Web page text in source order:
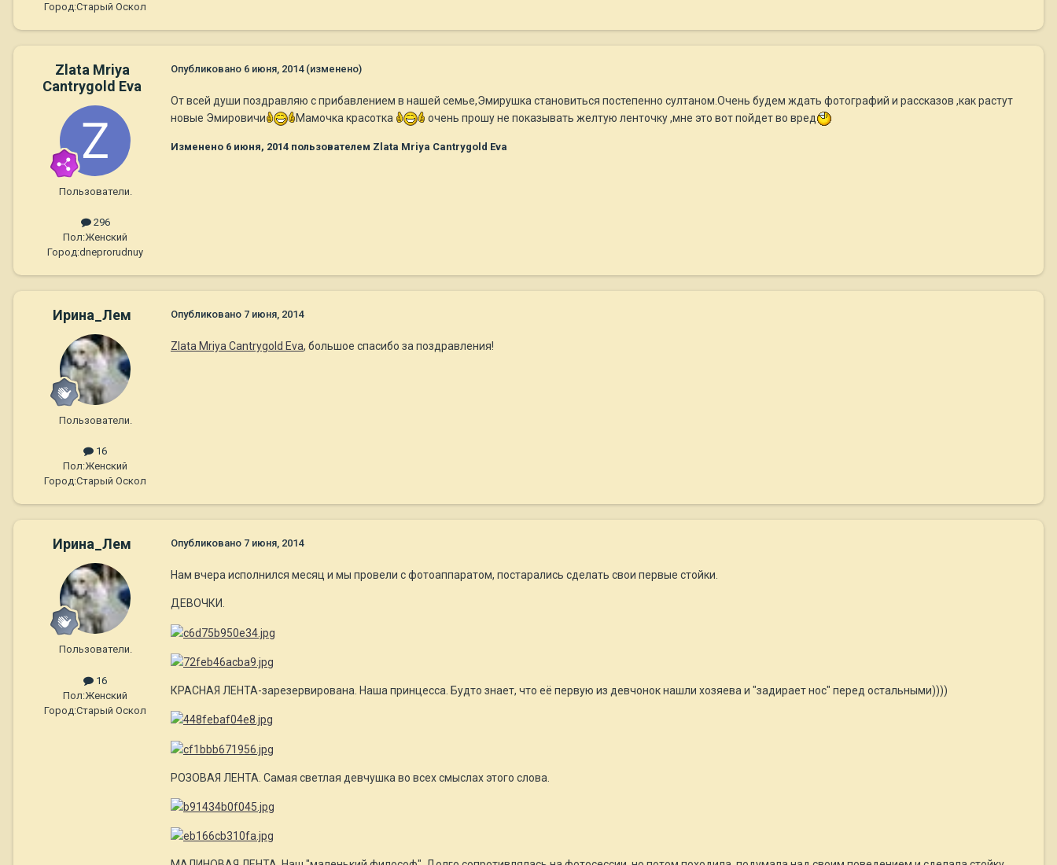
Город:Старый Оскол
Zlata Mriya
Cantrygold Eva
Пользователи.
296
Пол:Женский
Город:dneprorudnuy
Опубликовано 6 июня, 2014 (изменено)
От всей души поздравляю с прибавлением в нашей семье,Эмирушка становиться постепенно султаном.Очень будем ждать фотографий и рассказов ,как растут
новые Эмировичи
Мамочка красотка очень прошу не показывать желтую ленточку ,мне это вот пойдет во вред
Изменено 6 июня, 2014 пользователем Zlata Mriya Cantrygold Eva
Ирина_Лем
Пользователи.
16
Пол:Женский
Город:Старый Оскол
Опубликовано 7 июня, 2014
Zlata Mriya Cantrygold Eva, большое спасибо за поздравления!
Ирина_Лем
Пользователи.
16
Пол:Женский
Город:Старый Оскол
Опубликовано 7 июня, 2014
Нам вчера исполнился месяц и мы провели с фотоаппаратом, постарались сделать свои первые стойки.
ДЕВОЧКИ.
КРАСНАЯ ЛЕНТА-зарезервирована. Наша принцесса. Будто знает, что её первую из девчонок нашли хозяева и "задирает нос" перед остальными))))
РОЗОВАЯ ЛЕНТА. Самая светлая девчушка во всех смыслах этого слова.